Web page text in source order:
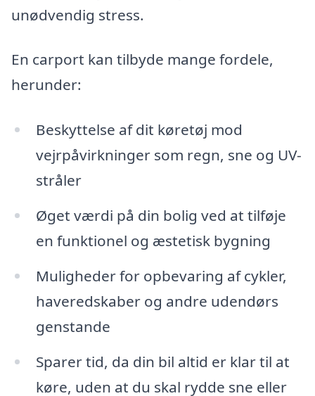
unødvendig stress.
En carport kan tilbyde mange fordele,
herunder:
Beskyttelse af dit køretøj mod
vejrpåvirkninger som regn, sne og UV-
stråler
Øget værdi på din bolig ved at tilføje
en funktionel og æstetisk bygning
Muligheder for opbevaring af cykler,
haveredskaber og andre udendørs
genstande
Sparer tid, da din bil altid er klar til at
køre, uden at du skal rydde sne eller